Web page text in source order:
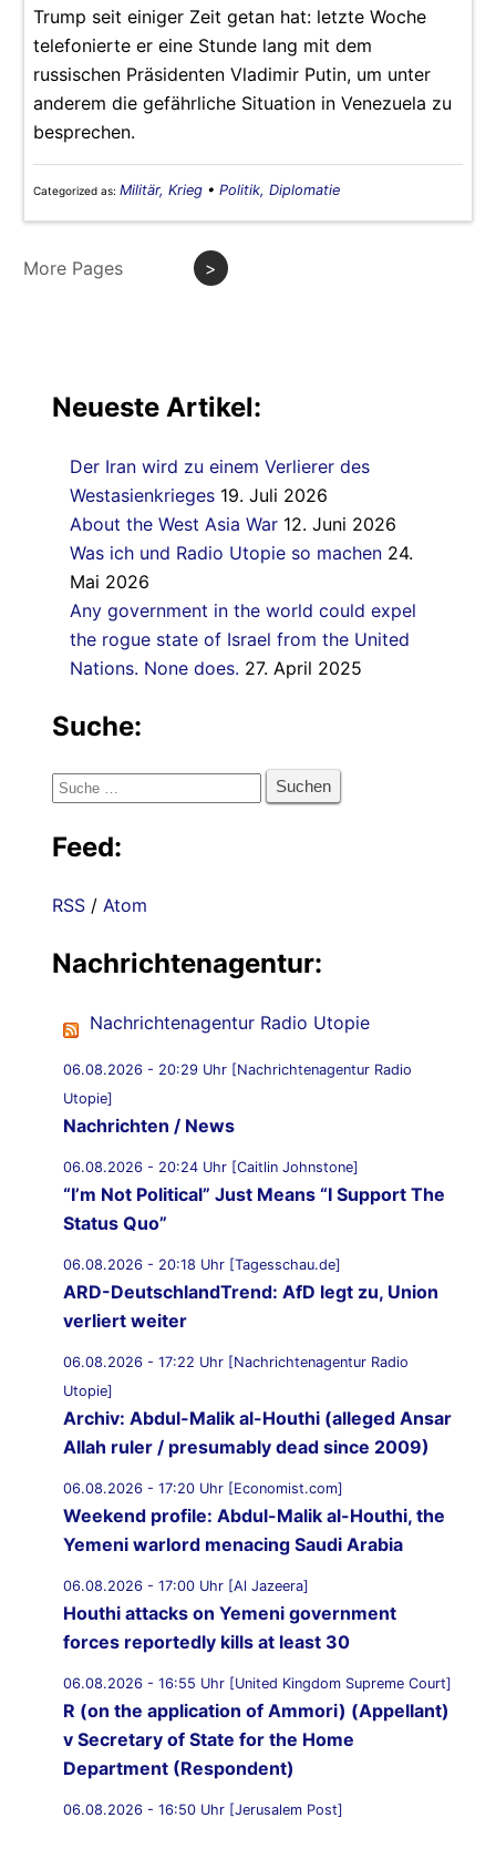
Trump seit einiger Zeit getan hat: letzte Woche
telefonierte er eine Stunde lang mit dem
russischen Präsidenten Vladimir Putin, um unter
anderem die gefährliche Situation in Venezuela zu
besprechen.
Categorized as: Militär, Krieg • Politik, Diplomatie
More Pages >
Neueste Artikel:
Der Iran wird zu einem Verlierer des
Westasienkrieges 19. Juli 2026
About the West Asia War 12. Juni 2026
Was ich und Radio Utopie so machen 24.
Mai 2026
Any government in the world could expel
the rogue state of Israel from the United
Nations. None does. 27. April 2025
Suche:
Suche
Feed:
RSS / Atom
Nachrichtenagentur:
Nachrichtenagentur Radio Utopie
06.08.2026 - 20:29 Uhr [Nachrichtenagentur Radio
Utopie]
Nachrichten / News
06.08.2026 - 20:24 Uhr [Caitlin Johnstone]
“I’m Not Political” Just Means “I Support The
Status Quo”
06.08.2026 - 20:18 Uhr [Tagesschau.de]
ARD-DeutschlandTrend: AfD legt zu, Union
verliert weiter
06.08.2026 - 17:22 Uhr [Nachrichtenagentur Radio
Utopie]
Archiv: Abdul-Malik al-Houthi (alleged Ansar
Allah ruler / presumably dead since 2009)
06.08.2026 - 17:20 Uhr [Economist.com]
Weekend profile: Abdul-Malik al-Houthi, the
Yemeni warlord menacing Saudi Arabia
06.08.2026 - 17:00 Uhr [Al Jazeera]
Houthi attacks on Yemeni government
forces reportedly kills at least 30
06.08.2026 - 16:55 Uhr [United Kingdom Supreme Court]
R (on the application of Ammori) (Appellant)
v Secretary of State for the Home
Department (Respondent)
06.08.2026 - 16:50 Uhr [Jerusalem Post]